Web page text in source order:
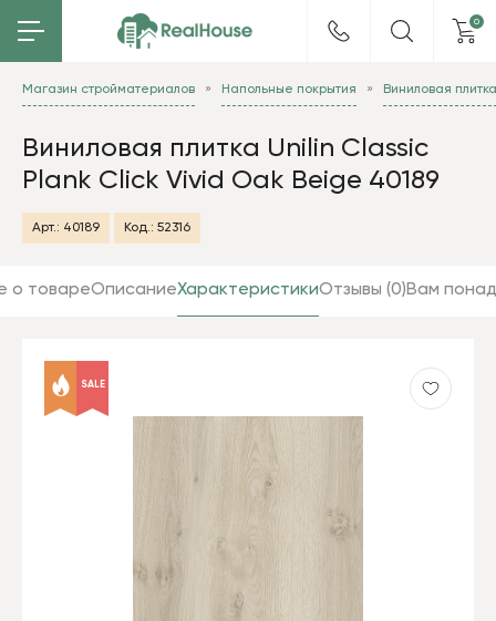
0
Магазин стройматериалов Напольные покрытия Виниловая плитка
Виниловая плитка Unilin Classic
Plank Click Vivid Oak Beige 40189
Арт.: 40189 Код.: 52316
о товареОписаниеХарактеристикиОтзывы (0)Вам
SALE